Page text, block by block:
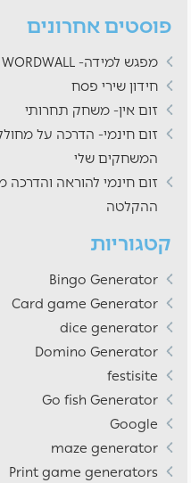
פוסטים אחרונים
מפגש למידה- WORDWALL
חידון שירי פסח
זום אין- משחק תחרותי
זום חינמי- הדרכה על
המשחקים שלי
זום חינמי להוראה והדרכה
ההקלטה
קטגוריות
Bingo Generator
Card game Generator
dice generator
Domino Generator
festisite
Go fish Generator
Google
maze generator
Print game generators